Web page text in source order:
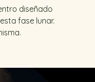
diseñado
fase lunar.